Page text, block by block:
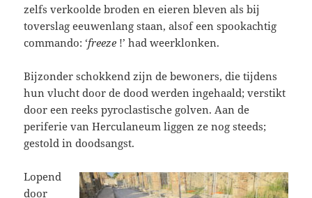
zelfs verkoolde broden en eieren bleven als bij
toverslag eeuwenlang staan, alsof een spookachtig
commando: ‘freeze !’ had weerklonken.
Bijzonder schokkend zijn de bewoners, die tijdens
hun vlucht door de dood werden ingehaald; verstikt
door een reeks pyroclastische golven. Aan de
periferie van Herculaneum liggen ze nog steeds;
gestold in doodsangst.
Lopend
door